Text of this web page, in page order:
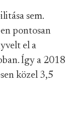
sem.
pontosan
el a
Így a 2018
közel 3,5